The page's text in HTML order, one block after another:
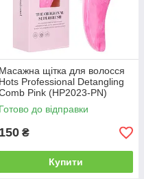
Масажна щітка для волосся
Hots Professional Detangling
Pink (HP2023-PN)
Готово до відправки
150 ₴
Купити